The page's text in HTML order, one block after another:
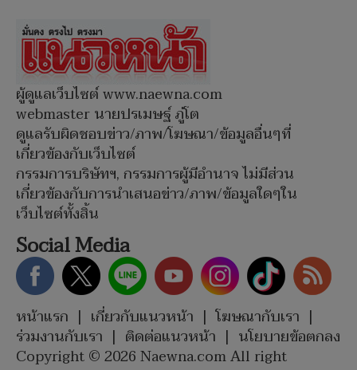
ผู้ดูแลเว็บไซต์ www.naewna.com
webmaster นายปรเมษฐ์ ภู่โต
ดูแลรับผิดชอบข่าว/ภาพ/โฆษณา/ข้อมูลอื่นๆที่
เกี่ยวข้องกับเว็บไซต์
กรรมการบริษัทฯ, กรรมการผู้มีอำนาจ ไม่มีส่วน
เกี่ยวข้องกับการนำเสนอข่าว/ภาพ/ข้อมูลใดๆใน
เว็บไซต์ทั้งสิ้น
Social Media
หน้าแรก | เกี่ยวกับแนวหน้า | โฆษณากับเรา |
ร่วมงานกับเรา | ติดต่อแนวหน้า | นโยบายข้อตกลง
Copyright © 2026 Naewna.com All right